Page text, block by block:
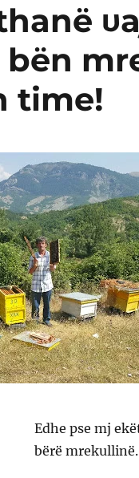
time!
Edhe pse mj
bërë